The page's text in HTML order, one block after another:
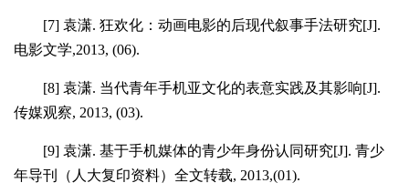
[7] 袁潇. 狂欢化：动画电影的后现代叙事手法研究[J].
电影文学,2013, (06).
[8] 袁潇. 当代青年手机亚文化的表意实践及其影响[J].
传媒观察, 2013, (03).
[9] 袁潇. 基于手机媒体的青少年身份认同研究[J]. 青少
年导刊（人大复印资料）全文转载, 2013,(01).